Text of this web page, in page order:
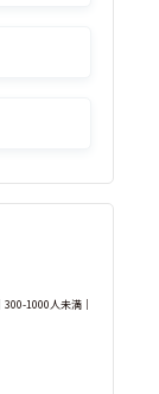
1000人未満｜